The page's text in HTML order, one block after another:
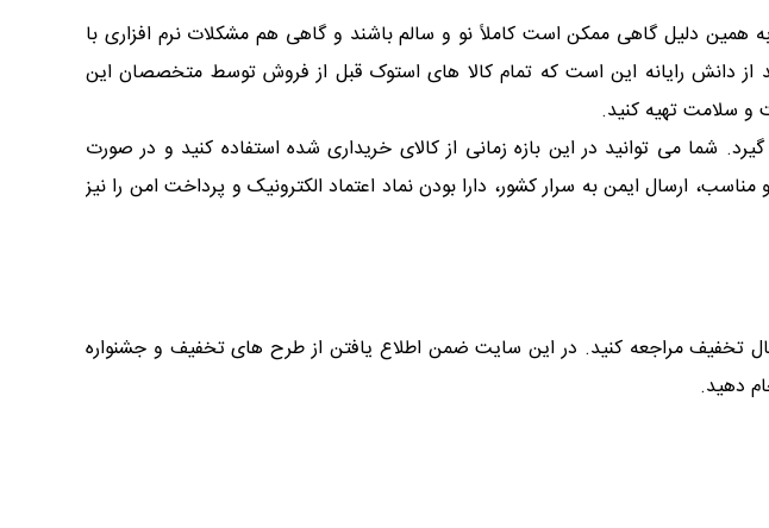
دلیل گاهی ممکن است کاملاً نو و سالم باشند و گاهی هم مشکلات نرم افزاری با
دانش رایانه این است که تمام کالا های استوک قبل از فروش توسط متخصصان این
و سلامت تهیه کنید.
اختیار آن ها قرار می گیرد. شما می توانید در این بازه زمانی از کالای خریداری شده استفاده کنید و در صورت
ارسال ایمن به سرار کشور، دارا بودن نماد اعتماد الکترونیک و پرداخت امن را نیز
تخفیف مراجعه کنید. در این سایت ضمن اطلاع یافتن از طرح های تخفیف و جشنواره
دهید.